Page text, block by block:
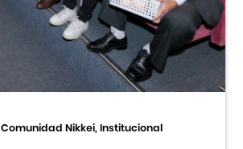
Comunidad Nikkei, Institucional